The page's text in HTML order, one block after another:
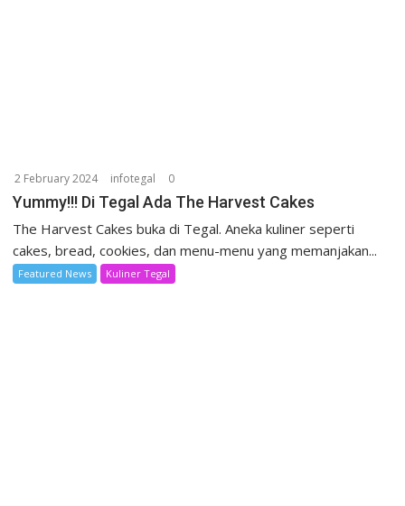
2 February 2024 infotegal 0
Yummy!!! Di Tegal Ada The Harvest Cakes
The Harvest Cakes buka di Tegal. Aneka kuliner seperti
cakes, bread, cookies, dan menu-menu yang memanjakan...
Featured News Kuliner Tegal